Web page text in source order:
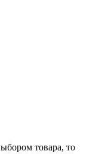
товара, то